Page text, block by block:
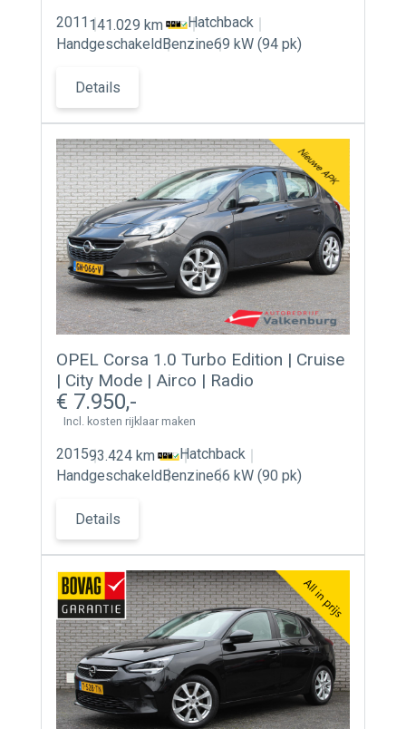
2011141.029 km
Hatchback
HandgeschakeldBenzine69 kW (94 pk)
Details
OPEL Corsa 1.0 Turbo Edition | Cruise
| City Mode | Airco | Radio
7.950
Incl. kosten rijklaar maken
201593.424 km
Hatchback
HandgeschakeldBenzine66 kW (90 pk)
Details